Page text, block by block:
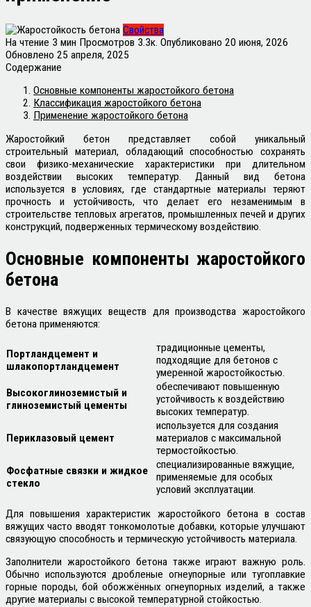
Свойства
На чтение 3 мин Просмотров 3.3к. Опубликовано 20 июня, 2026
Обновлено 25 апреля, 2025
Содержание
Основные компоненты жаростойкого бетона
Классификация жаростойкого бетона
Применение жаростойкого бетона
Жаростойкий бетон представляет собой уникальный
строительный материал, обладающий способностью сохранять
свои физико-механические характеристики при длительном
воздействии высоких температур. Данный вид бетона
используется в условиях, где стандартные материалы теряют
прочность и устойчивость, что делает его незаменимым в
строительстве тепловых агрегатов, промышленных печей и других
конструкций, подверженных термическому воздействию.
Основные компоненты жаростойкого
бетона
В качестве вяжущих веществ для производства жаростойкого
бетона применяются:
Портландцемент и
шлакопортландцемент
традиционные цементы,
подходящие для бетонов с
умеренной жаростойкостью.
Высокоглиноземистый и
глиноземистый цементы
обеспечивают повышенную
устойчивость к воздействию
высоких температур.
Периклазовый цемент
используется для создания
материалов с максимальной
термостойкостью.
Фосфатные связки и жидкое
стекло
специализированные вяжущие,
применяемые для особых
условий эксплуатации.
Для повышения характеристик жаростойкого бетона в состав
вяжущих часто вводят тонкомолотые добавки, которые улучшают
связующую способность и термическую устойчивость материала.
Заполнители жаростойкого бетона также играют важную роль.
Обычно используются дробленые огнеупорные или тугоплавкие
горные породы, бой обожжённых огнеупорных изделий, а также
другие материалы с высокой температурной стойкостью.